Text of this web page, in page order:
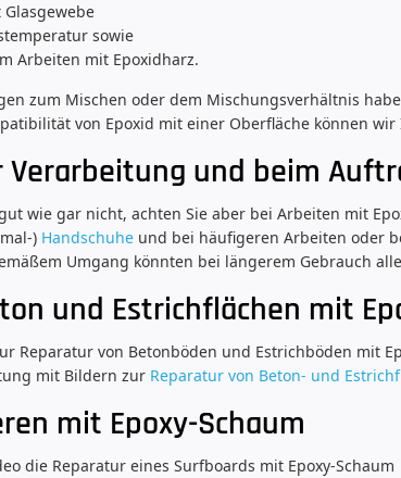
sowie
Arbeiten mit Epoxidharz.
zum Mischen oder dem Mischungsverhältnis
von Epoxid mit einer Oberfläche können
und beim
wie gar nicht, achten Sie aber bei Arbeiten mit
) Handschuhe und bei häufigeren Arbeiten oder
Umgang könnten bei längerem Gebrauch
und Estrichflächen mit
Reparatur von Betonböden und Estrichböden mit
mit Bildern zur Reparatur von Beton- und
mit Epoxy-Schaum
die Reparatur eines Surfboards mit Epoxy-Schaum